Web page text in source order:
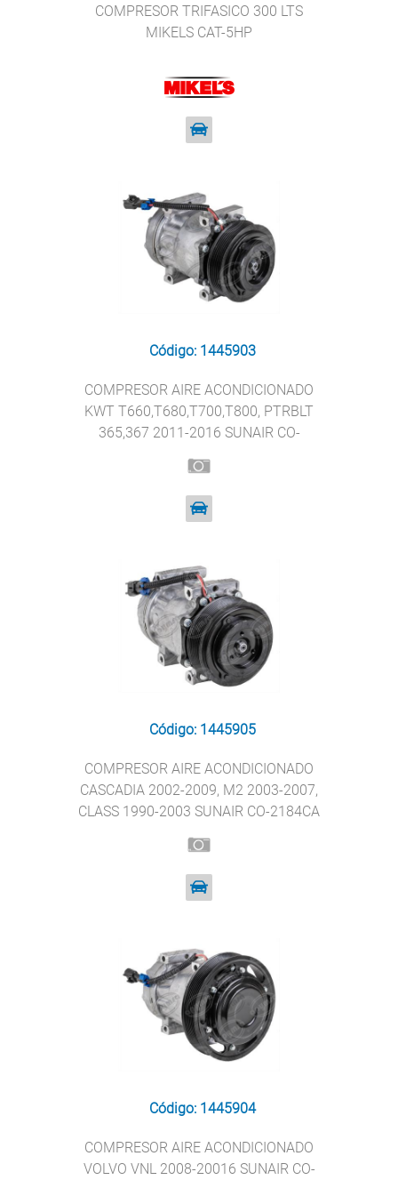
COMPRESOR TRIFASICO 300 LTS
MIKELS CAT-5HP
Código: 1445903
COMPRESOR AIRE ACONDICIONADO
KWT T660,T680,T700,T800, PTRBLT
365,367 2011-2016 SUNAIR CO-
Código: 1445905
COMPRESOR AIRE ACONDICIONADO
CASCADIA 2002-2009, M2 2003-2007,
CLASS 1990-2003 SUNAIR CO-2184CA
Código: 1445904
COMPRESOR AIRE ACONDICIONADO
VOLVO VNL 2008-20016 SUNAIR CO-